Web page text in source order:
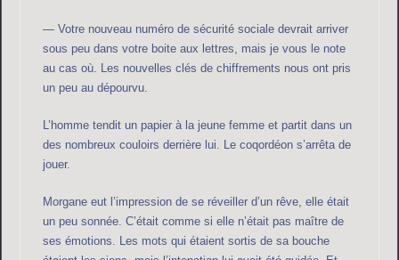
— Votre nouveau numéro de sécurité sociale devrait arriver
sous peu dans votre boite aux lettres, mais je vous le note
au cas où. Les nouvelles clés de chiffrements nous ont pris
un peu au dépourvu.
L’homme tendit un papier à la jeune femme et partit dans un
des nombreux couloirs derrière lui. Le coqordéon s’arrêta de
jouer.
Morgane eut l’impression de se réveiller d’un rêve, elle était
un peu sonnée. C’était comme si elle n’était pas maître de
ses émotions. Les mots qui étaient sortis de sa bouche